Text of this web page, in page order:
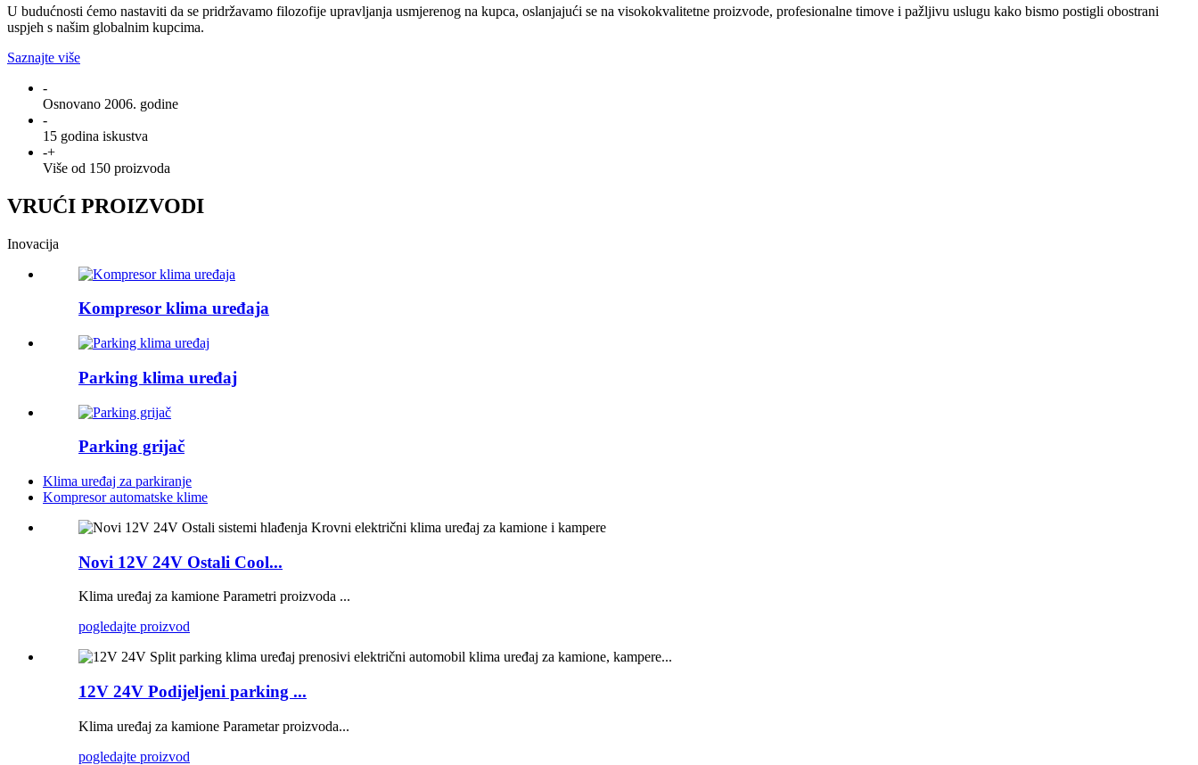
U budućnosti ćemo nastaviti da se pridržavamo filozofije upravljanja usmjerenog na kupca, oslanjajući se na visokokvalitetne proizvode, profesionalne timove i pažljivu uslugu kako bismo postigli obostrani
uspjeh s našim globalnim kupcima.
Saznajte više
-
Osnovano 2006. godine
-
15 godina iskustva
-+
Više od 150 proizvoda
VRUĆI PROIZVODI
Inovacija
Kompresor klima uređaja
Parking klima uređaj
Parking grijač
Klima uređaj za parkiranje
Kompresor automatske klime
Novi 12V 24V Ostali Cool...
Klima uređaj za kamione Parametri proizvoda ...
pogledajte proizvod
12V 24V Podijeljeni parking ...
Klima uređaj za kamione Parametar proizvoda...
pogledajte proizvod